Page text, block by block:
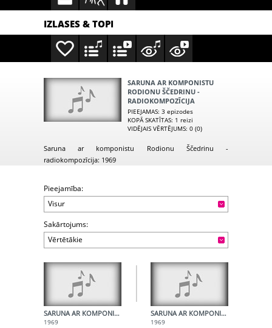
IZLASES & TOPI
SARUNA AR KOMPONISTU
RODIONU ŠČEDRINU -
RADIOKOMPOZĪCIJA
PIEEJAMAS: 3 epizodes
KOPĀ SKATĪTAS: 1 reizi
VIDĒJAIS VĒRTĒJUMS: 0 (0)
Saruna ar komponistu Rodionu Ščedrinu -
radiokompozīcija: 1969
Pieejamība:
Visur
Sakārtojums:
Vērtētākie
SARUNA AR KOMPONISTU RODIONU ŠČEDRINU - 1. DAĻA - 1. RULLIS
1969
SARUNA AR KOMPONISTU RODIONU ŠČEDRINU - 1. DAĻA - 2. RULLIS
1969